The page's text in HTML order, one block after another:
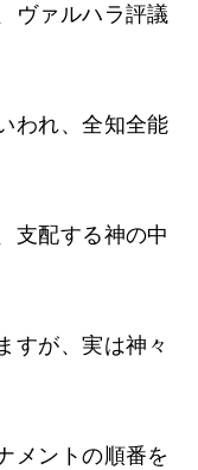
ヴァルハラ評議
われ、全知全能
支配する神の中
すが、実は神々
メントの順番を